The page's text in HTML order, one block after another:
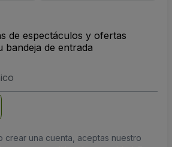
de espectáculos y ofertas
bandeja de entrada
crear una cuenta, aceptas nuestro